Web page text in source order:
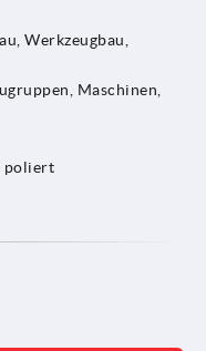
Werkzeugbau,
Maschinen,
poliert